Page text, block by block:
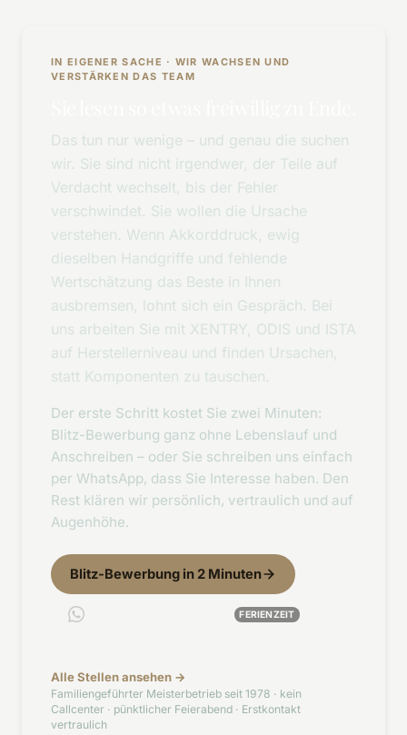
IN EIGENER SACHE · WIR WACHSEN UND
VERSTÄRKEN DAS TEAM
Das tun nur wenige – und genau die suchen
wir. Sie sind nicht irgendwer, der Teile auf
Verdacht wechselt, bis der Fehler
verschwindet. Sie wollen die Ursache
verstehen. Wenn Akkorddruck, ewig
dieselben Handgriffe und fehlende
Wertschätzung das Beste in Ihnen
ausbremsen, lohnt sich ein Gespräch. Bei
uns arbeiten Sie mit XENTRY, ODIS und ISTA
auf Herstellerniveau und finden Ursachen,
statt Komponenten zu tauschen.
Der erste Schritt kostet Sie zwei Minuten:
Blitz-Bewerbung ganz ohne Lebenslauf und
Anschreiben – oder Sie schreiben uns einfach
per WhatsApp, dass Sie Interesse haben. Den
Rest klären wir persönlich, vertraulich und auf
Augenhöhe.
Blitz-Bewerbung in 2 Minuten
FERIENZEIT
Alle Stellen ansehen →
Familiengeführter Meisterbetrieb seit 1978 · kein
Callcenter · pünktlicher Feierabend · Erstkontakt
vertraulich